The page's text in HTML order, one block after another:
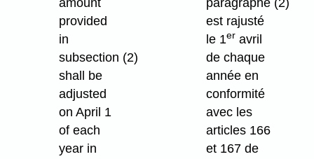
amount
provided
in
subsection (2)
shall be
adjusted
on April 1
of each
year in
paragraphe (2)
est rajusté
le 1er avril
de chaque
année en
conformité
avec les
articles 166
et 167 de